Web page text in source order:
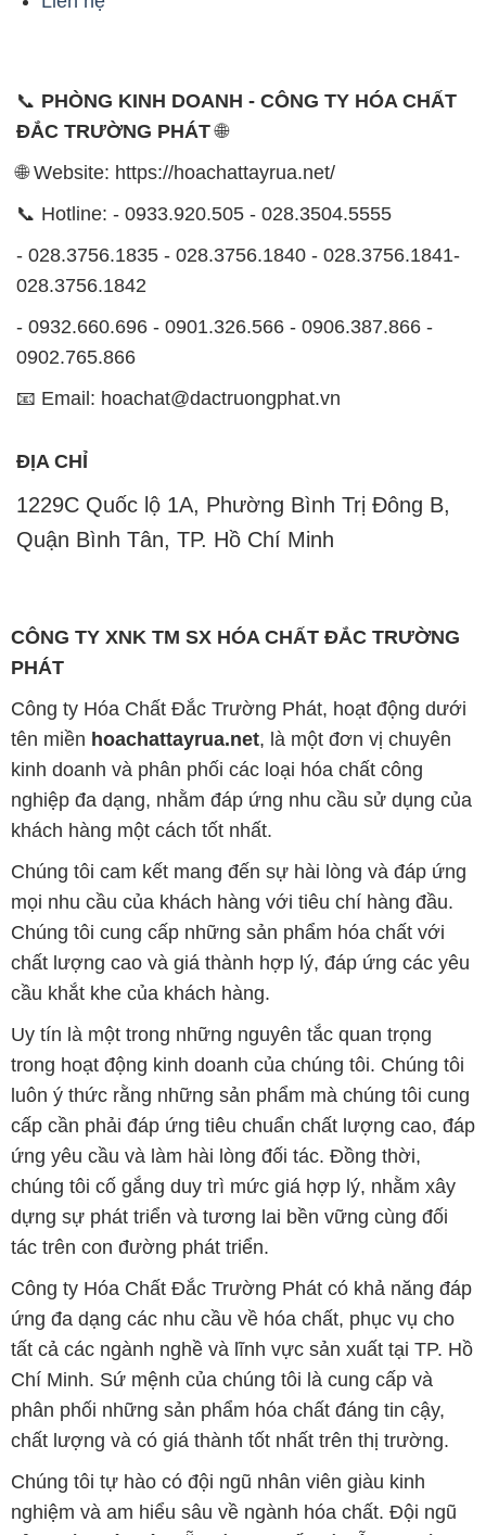
📞 PHÒNG KINH DOANH - CÔNG TY HÓA CHẤT
ĐẮC TRƯỜNG PHÁT🌐
🌐 Website: https://hoachattayrua.net/
📞 Hotline: - 0933.920.505 - 028.3504.5555
- 028.3756.1835 - 028.3756.1840 - 028.3756.1841-
028.3756.1842
- 0932.660.696 - 0901.326.566 - 0906.387.866 -
0902.765.866
📧 Email: hoachat@dactruongphat.vn
ĐỊA CHỈ
1229C Quốc lộ 1A, Phường Bình Trị Đông B,
Quận Bình Tân, TP. Hồ Chí Minh
CÔNG TY XNK TM SX HÓA CHẤT ĐẮC TRƯỜNG
PHÁT
Công ty Hóa Chất Đắc Trường Phát, hoạt động dưới
tên miền hoachattayrua.net, là một đơn vị chuyên
kinh doanh và phân phối các loại hóa chất công
nghiệp đa dạng, nhằm đáp ứng nhu cầu sử dụng của
khách hàng một cách tốt nhất.
Chúng tôi cam kết mang đến sự hài lòng và đáp ứng
mọi nhu cầu của khách hàng với tiêu chí hàng đầu.
Chúng tôi cung cấp những sản phẩm hóa chất với
chất lượng cao và giá thành hợp lý, đáp ứng các yêu
cầu khắt khe của khách hàng.
Uy tín là một trong những nguyên tắc quan trọng
trong hoạt động kinh doanh của chúng tôi. Chúng tôi
luôn ý thức rằng những sản phẩm mà chúng tôi cung
cấp cần phải đáp ứng tiêu chuẩn chất lượng cao, đáp
ứng yêu cầu và làm hài lòng đối tác. Đồng thời,
chúng tôi cố gắng duy trì mức giá hợp lý, nhằm xây
dựng sự phát triển và tương lai bền vững cùng đối
tác trên con đường phát triển.
Công ty Hóa Chất Đắc Trường Phát có khả năng đáp
ứng đa dạng các nhu cầu về hóa chất, phục vụ cho
tất cả các ngành nghề và lĩnh vực sản xuất tại TP. Hồ
Chí Minh. Sứ mệnh của chúng tôi là cung cấp và
phân phối những sản phẩm hóa chất đáng tin cậy,
chất lượng và có giá thành tốt nhất trên thị trường.
Chúng tôi tự hào có đội ngũ nhân viên giàu kinh
nghiệm và am hiểu sâu về ngành hóa chất. Đội ngũ